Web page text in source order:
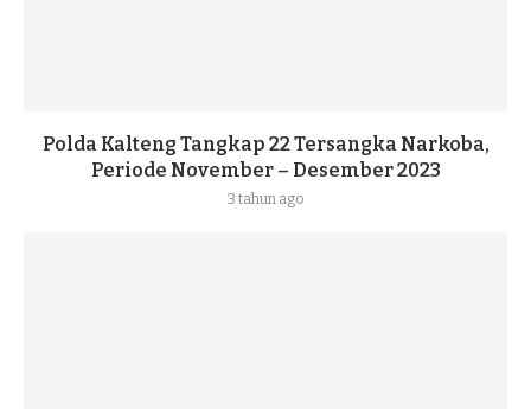
Polda Kalteng Tangkap 22 Tersangka Narkoba,
Periode November – Desember 2023
3 tahun ago